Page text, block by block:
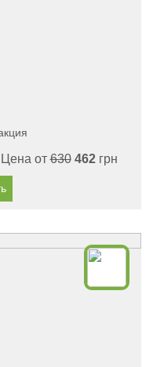
от630 462грн